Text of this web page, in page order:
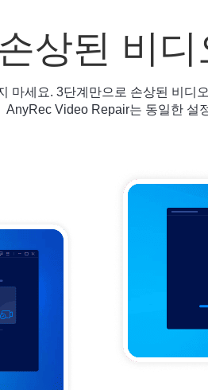
손상된 비
마세요. 3단계만으로 손상된 비
AnyRec Video Repair는 동일한 설